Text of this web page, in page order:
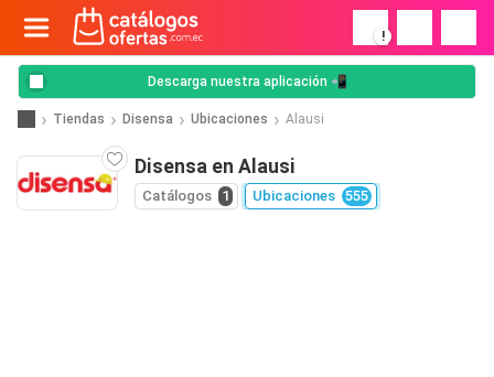
!
Descarga nuestra aplicación 📲
Tiendas Disensa Ubicaciones Alausi
Disensa en Alausi
Catálogos 1 Ubicaciones 555